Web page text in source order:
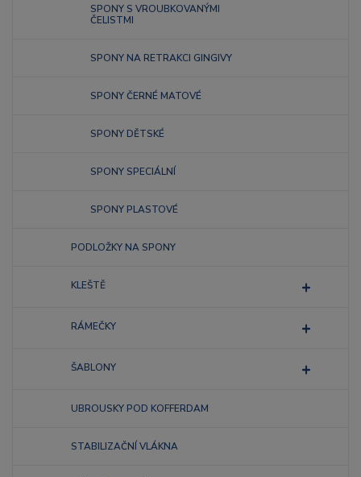
SPONY S VROUBKOVANÝMI
ČELISTMI
SPONY NA RETRAKCI GINGIVY
SPONY ČERNÉ MATOVÉ
SPONY DĚTSKÉ
SPONY SPECIÁLNÍ
SPONY PLASTOVÉ
PODLOŽKY NA SPONY
KLEŠTĚ
RÁMEČKY
ŠABLONY
UBROUSKY POD KOFFERDAM
STABILIZAČNÍ VLÁKNA